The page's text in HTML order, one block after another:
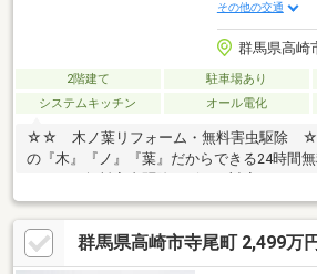
その他の交通
群馬県高崎
2階建て 駐車場あり
システムキッチン
オール電化
☆☆ 木ノ葉リフォーム・無料害虫駆除
の『木』『ノ』『葉』だからできる24時間
ターサービスがついており、住んでからの
ます！内覧時に、無料相談・お見積りも物
オウチ探しも、リフォームも一緒に相談でき
『きつね隊』・『ゴリラ隊』という無料か
群馬県高崎市寺尾町 2,499万